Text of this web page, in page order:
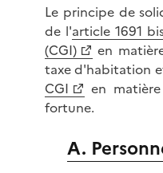
Le principe de
de l'article 1691
(CGI)
en
taxe d'habitation
CGI
en
fortune.
A.